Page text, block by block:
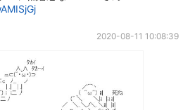
2020-08-11 10:08:39